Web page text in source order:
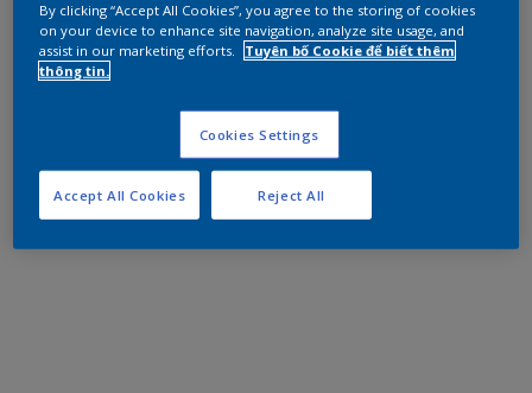
By clicking “Accept All Cookies”, you agree to the storing of cookies
on your device to enhance site navigation, analyze site usage, and
assist in our marketing efforts.
Tuyên bố Cookie để biết thêm
thông tin.
Cookies Settings
Reject All
Accept All Cookies